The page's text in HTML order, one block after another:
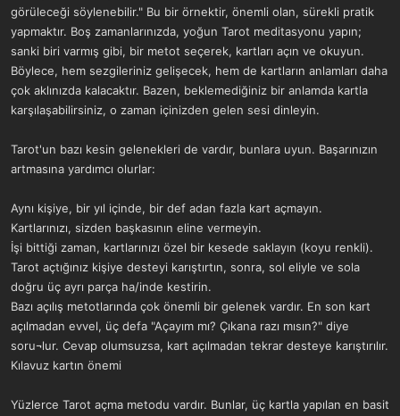
görüleceği söylenebilir." Bu bir örnektir, önemli olan, sürekli pratik
yapmaktır. Boş zamanlarınızda, yoğun Tarot meditasyonu yapın;
sanki biri varmış gibi, bir metot seçerek, kartları açın ve okuyun.
Böylece, hem sezgileriniz gelişecek, hem de kartların anlamları daha
çok aklınızda kalacaktır. Bazen, beklemediğiniz bir anlamda kartla
karşılaşabilirsiniz, o zaman içinizden gelen sesi dinleyin.
Tarot'un bazı kesin gelenekleri de vardır, bunlara uyun. Başarınızın
artmasına yardımcı olurlar:
Aynı kişiye, bir yıl içinde, bir def adan fazla kart açmayın.
Kartlarınızı, sizden başkasının eline vermeyin.
İşi bittiği zaman, kartlarınızı özel bir kesede saklayın (koyu renkli).
Tarot açtığınız kişiye desteyi karıştırtın, sonra, sol eliyle ve sola
doğru üç ayrı parça ha/inde kestirin.
Bazı açılış metotlarında çok önemli bir gelenek vardır. En son kart
açılmadan evvel, üç defa "Açayım mı? Çıkana razı mısın?" diye
soru¬lur. Cevap olumsuzsa, kart açılmadan tekrar desteye karıştırılır.
Kılavuz kartın önemi
Yüzlerce Tarot açma metodu vardır. Bunlar, üç kartla yapılan en basit